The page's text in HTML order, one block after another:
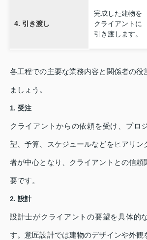
4. 引き渡し
完成した建物を
クライアントに
引き渡します。
各工程での主要な業務内容と関係者の役
ましょう。
1. 受注
クライアントからの依頼を受け、プロ
望、予算、スケジュールなどをヒアリン
者が中心となり、クライアントとの信頼
要です。
2. 設計
設計士がクライアントの要望を具体的
す。意匠設計では建物のデザインや外観